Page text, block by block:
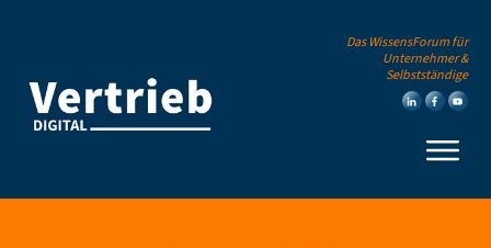
Das WissensForum für
Unternehmer &
Selbstständige